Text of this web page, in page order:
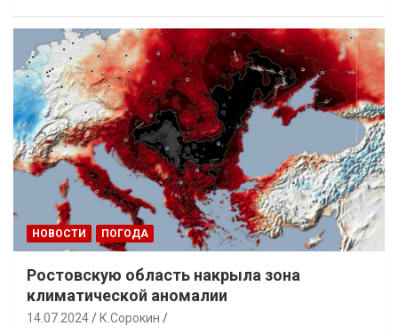
НОВОСТИ ПОГОДА
Ростовскую область накрыла зона
климатической аномалии
14.07.2024 К.Сорокин